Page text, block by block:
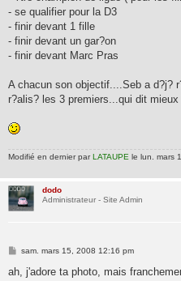
- se qualifier pour la D3
- finir devant 1 fille
- finir devant un gar?on
- finir devant Marc Pras
A chacun son objectif....Seb a d?j?
r?alis? les 3 premiers...qui dit mieux
Modifié en dernier parLATAUPE le lun. mars
dodo
Administrateur - Site Admin
M
s
s
sam. mars 15, 2008 12:16 pm
ah, j'adore ta photo, mais